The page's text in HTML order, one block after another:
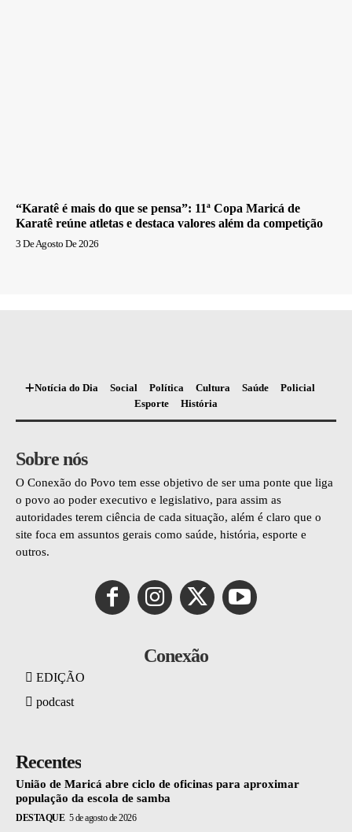
“Karatê é mais do que se pensa”: 11ª Copa Maricá de
Karatê reúne atletas e destaca valores além da competição
3 De Agosto De 2026
Notícia do Dia Social Política Cultura Saúde
Policial
Esporte
História
Sobre nós
O Conexão do Povo tem esse objetivo de ser uma ponte que liga
o povo ao poder executivo e legislativo, para assim as
autoridades terem ciência de cada situação, além é claro que o
site foca em assuntos gerais como saúde, história, esporte e
outros.
Conexão
EDIÇÃO
podcast
Recentes
União de Maricá abre ciclo de oficinas para aproximar
população da escola de samba
DESTAQUE 5 de agosto de 2026